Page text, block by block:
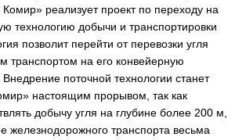
реализует проект по переходу на
технологию добычи и транспортировки
позволит перейти от перевозки угля
транспортом на его конвейерную
Внедрение поточной технологии станет
настоящим прорывом, так как
добычу угля на глубине более 200 м,
железнодорожного транспорта весьма